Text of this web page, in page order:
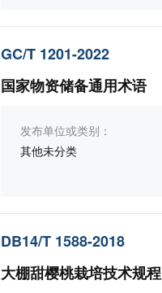
GC/T 1201-2022
国家物资储备通用术语
发布单位或类别：
其他未分类
DB14/T 1588-2018
大棚甜樱桃栽培技术规程